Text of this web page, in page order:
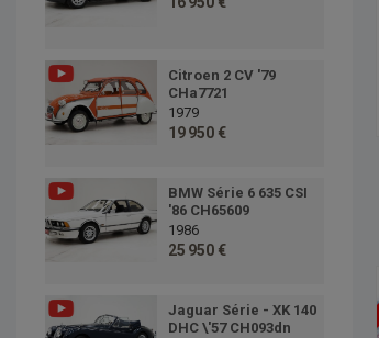
Citroen 2 CV '79
CHa7721
1979
19 950 €
BMW Série 6 635 CSI
'86 CH65609
1986
25 950 €
Jaguar Série - XK 140
DHC \'57 CH093dn